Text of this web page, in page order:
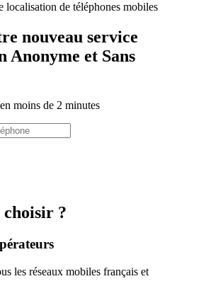
localisation de téléphones mobiles
nouveau service
Anonyme et Sans
moins de 2 minutes
choisir ?
les réseaux mobiles français et